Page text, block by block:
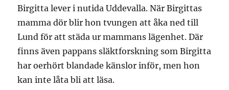
Birgitta lever i nutida Uddevalla. När Birgittas
mamma dör blir hon tvungen att åka ned till
Lund för att städa ur mammans lägenhet. Där
finns även pappans släktforskning som Birgitta
har oerhört blandade känslor inför, men hon
kan inte låta bli att läsa.